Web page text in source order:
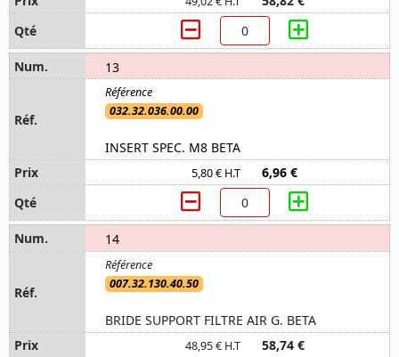
13
032.32.036.00.00
INSERT SPEC. M8 BETA
5,80 € H.T 6,96 €
14
007.32.130.40.50
BRIDE SUPPORT FILTRE AIR G. BETA
48,95 € H.T 58,74 €